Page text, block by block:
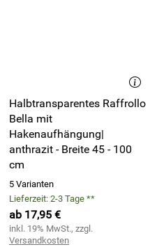
Halbtransparentes Raffrollo
Bella mit
Hakenaufhängung|
anthrazit - Breite 45 - 100
cm
5 Varianten
Lieferzeit: 2-3 Tage **
ab 17,95 €
inkl. 19% MwSt., zzgl.
Versandkosten